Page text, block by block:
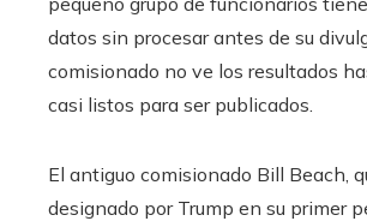
datos sin procesar antes de su
comisionado no ve los resultados
casi listos para ser publicados.
El antiguo comisionado Bill Beach,
designado por Trump en su primer